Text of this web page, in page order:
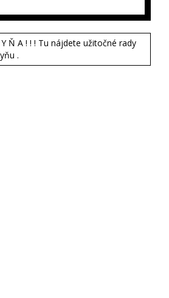
Ň A ! ! ! Tu nájdete užitočné rady
.